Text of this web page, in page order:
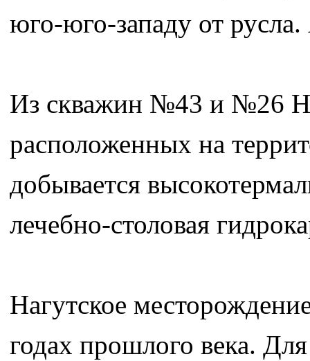
юго-юго-западу от
Из скважин №43 и №26
расположенных на
добывается
лечебно-столовая
Нагутское
годах прошлого века.